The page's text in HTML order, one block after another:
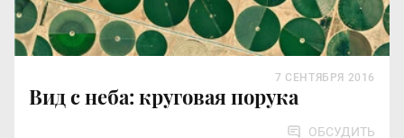
Вид с неба: круговая порука
7 СЕНТЯБРЯ 2016
ОБСУДИТЬ